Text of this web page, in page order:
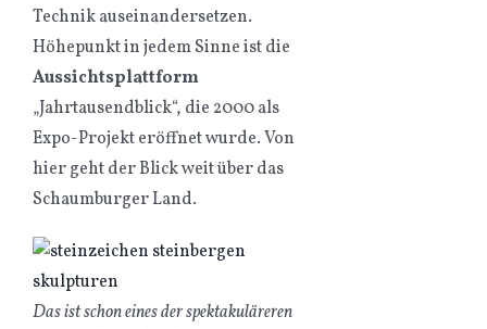
Technik auseinandersetzen.
Höhepunkt in jedem Sinne ist die
Aussichtsplattform
„Jahrtausendblick“, die 2000 als
Expo-Projekt eröffnet wurde. Von
hier geht der Blick weit über das
Schaumburger Land.
Das ist schon eines der spektakuläreren